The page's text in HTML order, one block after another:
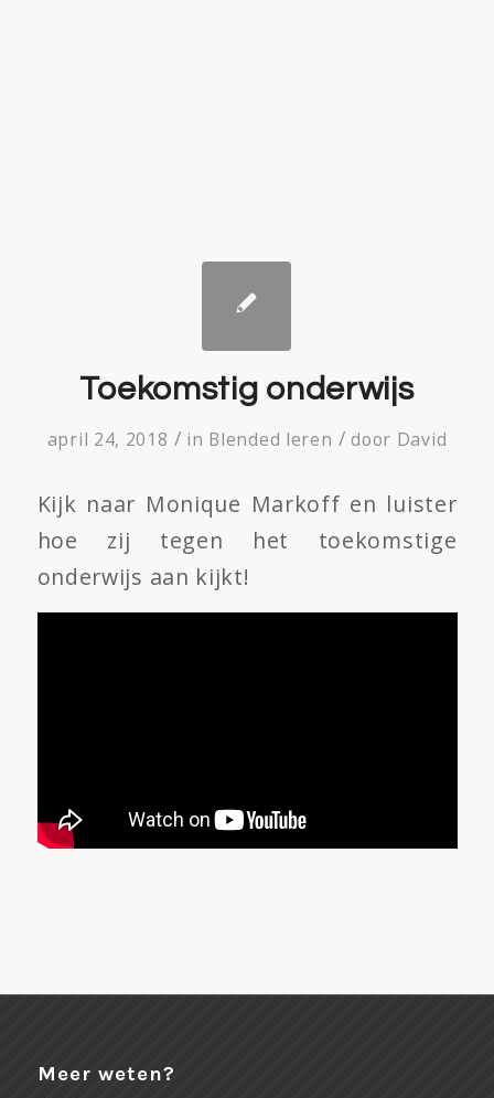
Toekomstig onderwijs
april 24, 2018 / in Blended leren / door David
Kijk naar Monique Markoff en luister
hoe zij tegen het toekomstige
onderwijs aan kijkt!
Meer weten?